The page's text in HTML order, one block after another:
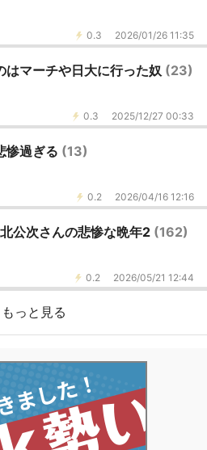
0.3 2026/01/26 11:35
はマーチや日大に行った奴 (23)
0.3 2025/12/27 00:33
惨過ぎる (13)
0.2 2026/04/16 12:16
公次さんの悲惨な晩年2 (162)
0.2 2026/05/21 12:44
もっと見る